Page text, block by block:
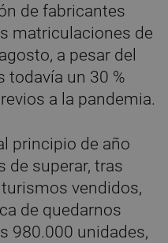
de fabricantes
matriculaciones de
a pesar del
todavía un 30 %
a la pandemia.
principio de año
de superar, tras
vendidos,
de quedarnos
980.000 unidades,